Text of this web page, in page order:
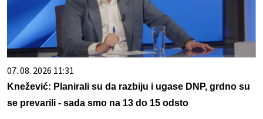
07. 08. 2026 11:31
Knežević: Planirali su da razbiju i ugase DNP, grdno su
se prevarili - sada smo na 13 do 15 odsto